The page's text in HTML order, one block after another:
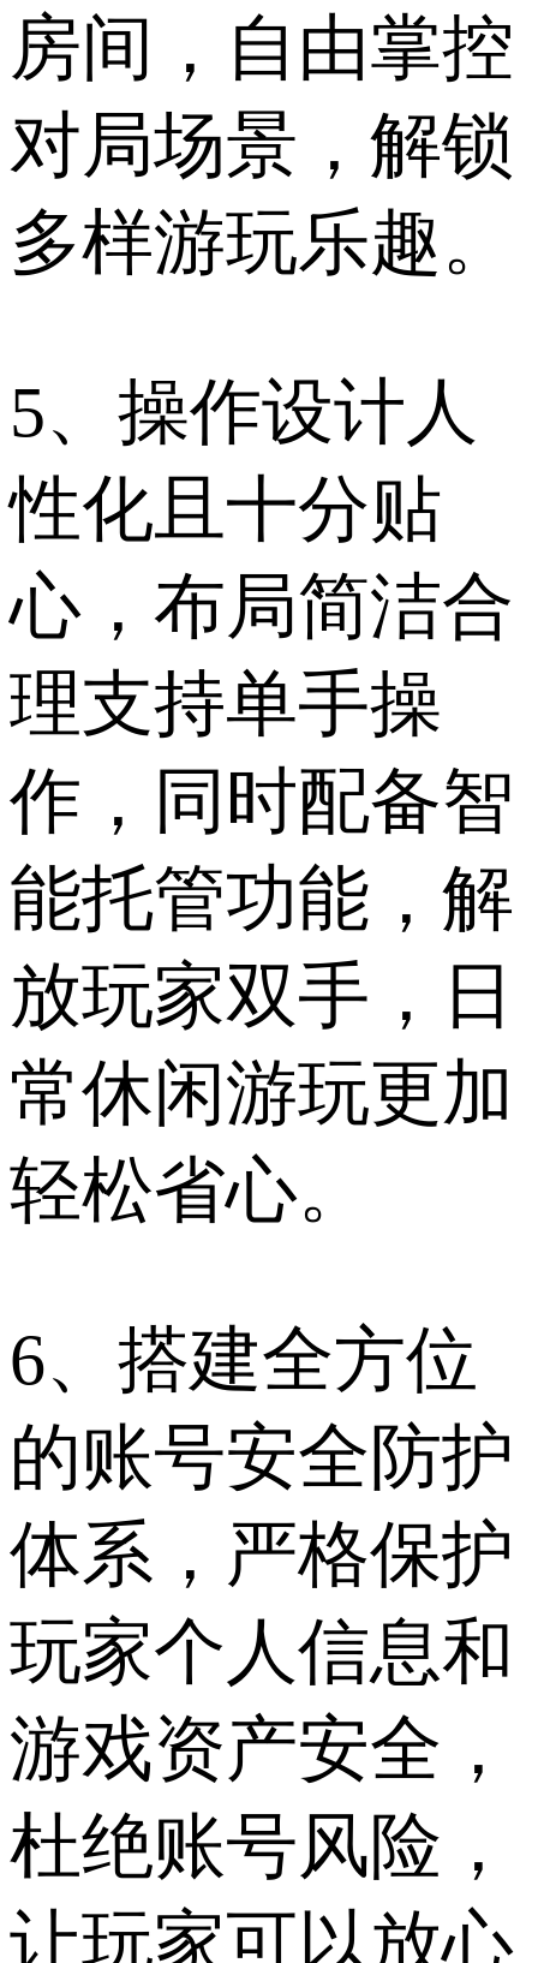
房间，自由掌控
对局场景，解锁
多样游玩乐趣。
5、操作设计人
性化且十分贴
心，布局简洁合
理支持单手操
作，同时配备智
能托管功能，解
放玩家双手，日
常休闲游玩更加
轻松省心。
6、搭建全方位
的账号安全防护
体系，严格保护
玩家个人信息和
游戏资产安全，
杜绝账号风险，
让玩家可以放心